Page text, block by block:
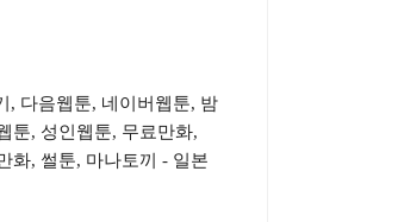
, 다음웹툰, 네이버웹툰, 밤
툰, 성인웹툰, 무료만화,
화, 썰툰, 마나토끼 - 일본